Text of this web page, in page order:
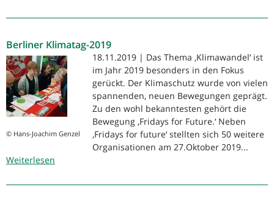
fordern
Ausbau
der
Windkraft
Berliner Klimatag-2019
© Hans-Joachim Genzel
18.11.2019 | Das Thema ‚Klimawandel‘ ist
im Jahr 2019 besonders in den Fokus
gerückt. Der Klimaschutz wurde von vielen
spannenden, neuen Bewegungen geprägt.
Zu den wohl bekanntesten gehört die
Bewegung ‚Fridays for Future.‘ Neben
‚Fridays for future‘ stellten sich 50 weitere
Organisationen am 27.Oktober 2019...
Weiterlesen
Klimatag-